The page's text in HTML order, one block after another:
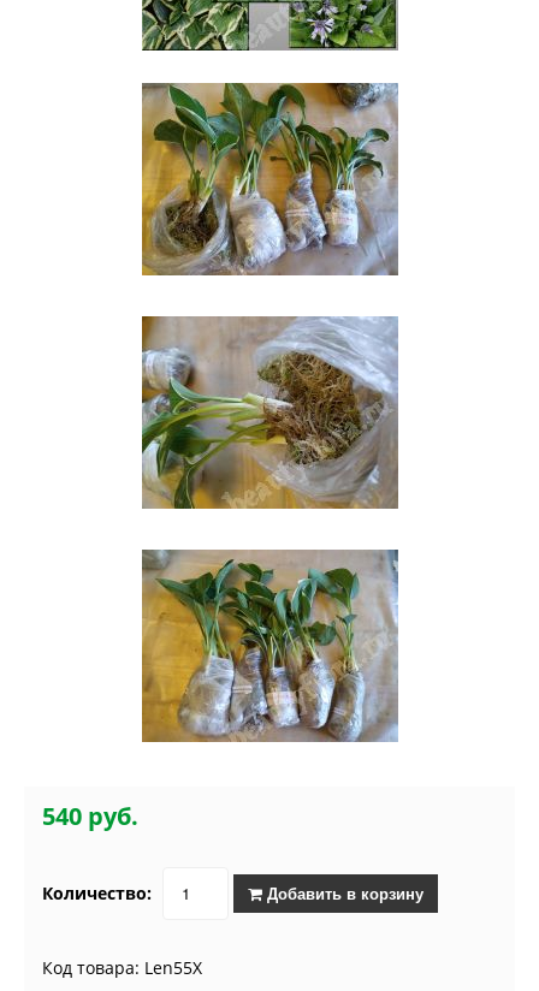
540 руб.
Количество: Добавить в корзину
Код товара: Len55X